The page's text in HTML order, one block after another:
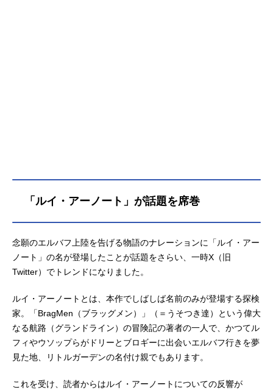
EPIECE放送形態TVアニメスケジュ
年10月13日（日）フジテレビ系列に
ー・D・ルフィ：田中真弓ロロノア・
ゾロ：中井和哉ナミ：岡村明美ウソ
ップ：山口勝平サンジ：平田広明ト
ニコ・ロビン：山口由里子フランキ
ー：矢尾一樹→木村昴ブルック：チ
ョージンベエ：宝亀克寿シャンク
ス：池田秀一バギー：千葉繁マーシ
ャル・D・ティーチ：大塚明夫クザン
「ルイ・アーノート」が話題を席巻
念願のエルバフ上陸を告げる物語のナレーションに「ルイ・アー
ノート」の名が登場したことが話題をさらい、一時X（旧
Twitter）でトレンドになりました。
ルイ・アーノートとは、本作でしばしば名前のみが登場する探検
家。「BragMen（ブラッグメン）」（＝うそつき達）という偉大
なる航路（グランドライン）の冒険記の著者の一人で、かつてル
フィやウソップらがドリーとブロギーに出会いエルバフ行きを夢
見た地、リトルガーデンの名付け親でもあります。
これを受け、読者からはルイ・アーノートについての反響が